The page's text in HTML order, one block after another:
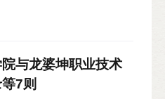
、新闻部秘书长迪纳
人参加。当地多家主流
，孔院中方院长和教师
与龙婆坤职业技术
7则